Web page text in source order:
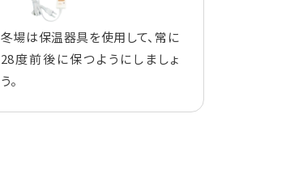
冬場は保温器具を使用して、常に
28度前後に保つようにしましょ
う。